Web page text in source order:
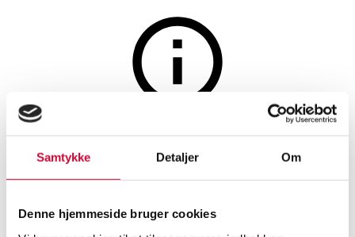
Samtykke Detaljer Om
Denne hjemmeside bruger cookies
Fire vintage
Certina, Seiko samt Buren. (4)